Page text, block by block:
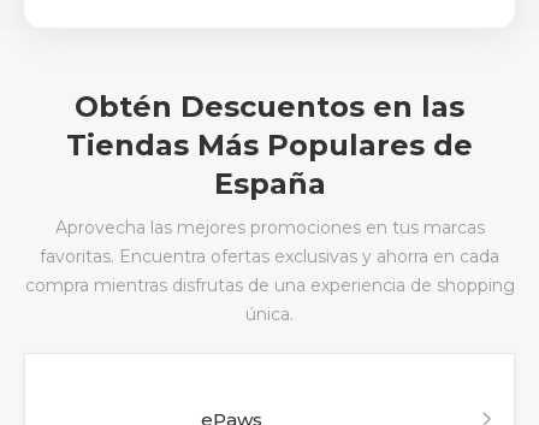
Obtén Descuentos en las
Tiendas Más Populares de
España
Aprovecha las mejores promociones en tus marcas
favoritas. Encuentra ofertas exclusivas y ahorra en cada
compra mientras disfrutas de una experiencia de shopping
única.
ePaws